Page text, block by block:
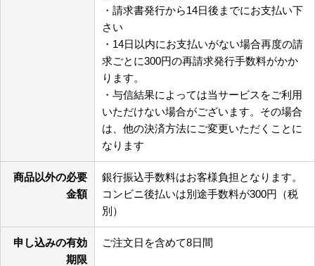
・請求書発行から14日後までにお支払い下
さい
・14日以内にお支払いがない場合再度の請
求ごとに300円の再請求発行手数料がかか
ります。
・与信結果によっては当サービスをご利用
いただけない場合がございます。その場合
は、他の決済方法にご変更いただくことに
なります
商品以外の必要
金額
銀行振込手数料はお客様負担となります。
コンビニ後払いは別途手数料が300円（税
別）
申し込みの有効
期限
ご注文日を含めて8日間